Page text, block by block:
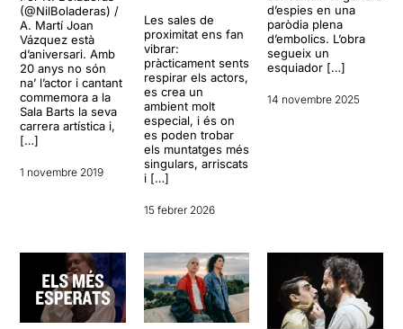
(@NilBoladeras) /
A. Martí Joan
Vázquez està
d’aniversari. Amb
20 anys no són
na’ l’actor i cantant
commemora a la
Sala Barts la seva
carrera artística i,
[…]
1 novembre 2019
Les sales de
proximitat ens fan
vibrar:
pràcticament sents
respirar els actors,
es crea un
ambient molt
especial, i és on
es poden trobar
els muntatges més
singulars, arriscats
i […]
15 febrer 2026
d’espies en una
paròdia plena
d’embolics. L’obra
segueix un
esquiador […]
14 novembre 2025